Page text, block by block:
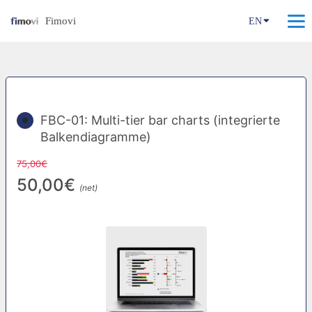
Fimovi EN
FBC-01: Multi-tier bar charts (integrierte
Balkendiagramme)
50,00€ (net)
75,00€